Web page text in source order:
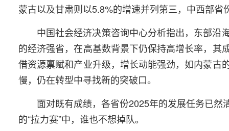
蒙古以及甘肃则以5.8%的增速并列第三，中西部
中国社会经济决策咨询中心分析指出，东部沿
的经济强省，在高基数背景下仍保持高增长率，
借资源禀赋和产业升级，增长动能强劲，如内蒙古
慢，仍在转型中寻找新的突破口。
面对既有成绩，各省份2025年的发展任务已
的“拉力赛”中，谁也不想掉队。